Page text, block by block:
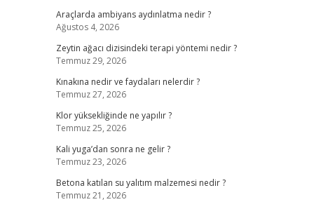
Araçlarda ambiyans aydınlatma nedir ?
Ağustos 4, 2026
Zeytin ağacı dizisindeki terapi yöntemi nedir ?
Temmuz 29, 2026
Kınakına nedir ve faydaları nelerdir ?
Temmuz 27, 2026
Klor yüksekliğinde ne yapılır ?
Temmuz 25, 2026
Kali yuga’dan sonra ne gelir ?
Temmuz 23, 2026
Betona katılan su yalıtım malzemesi nedir ?
Temmuz 21, 2026